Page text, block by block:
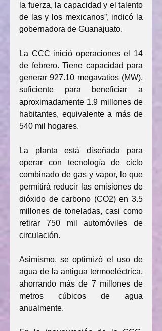
la fuerza, la capacidad y el talento
de las y los mexicanos”, indicó la
gobernadora de Guanajuato.
La CCC inició operaciones el 14
de febrero. Tiene capacidad para
generar 927.10 megavatios (MW),
suficiente para beneficiar a
aproximadamente 1.9 millones de
habitantes, equivalente a más de
540 mil hogares.
La planta está diseñada para
operar con tecnología de ciclo
combinado de gas y vapor, lo que
permitirá reducir las emisiones de
dióxido de carbono (CO2) en 3.5
millones de toneladas, casi como
retirar 750 mil automóviles de
circulación.
Asimismo, se optimizó el uso de
agua de la antigua termoeléctrica,
ahorrando más de 7 millones de
metros cúbicos de agua
anualmente.